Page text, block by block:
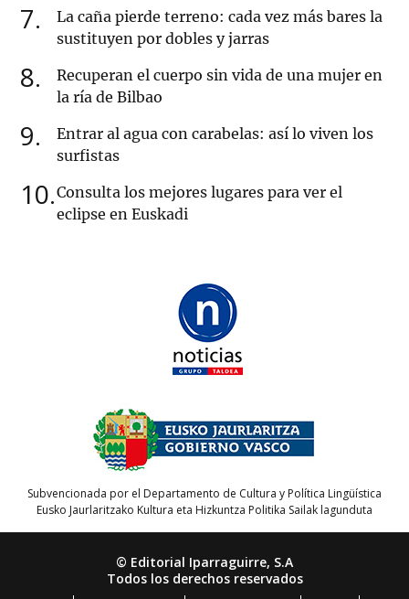
7
La caña pierde terreno: cada vez más bares la
sustituyen por dobles y jarras
8
Recuperan el cuerpo sin vida de una mujer en
la ría de Bilbao
9
Entrar al agua con carabelas: así lo viven los
surfistas
10 Consulta los mejores lugares para ver el
eclipse en Euskadi
Subvencionada por el Departamento de Cultura y Política Lingüística
Eusko Jaurlaritzako Kultura eta Hizkuntza Politika Sailak lagunduta
© Editorial Iparraguirre, S.A
Todos los derechos reservados